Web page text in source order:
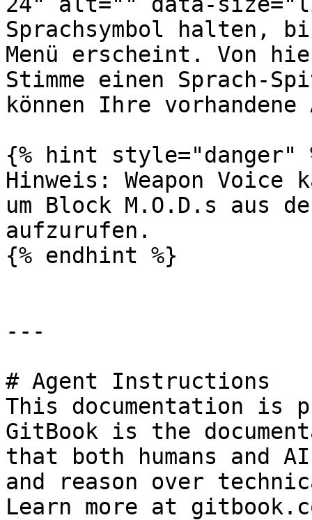
Sprachsymbol halten,
Menü erscheint. Von
Stimme einen Sprach-
können Ihre vorhandene
{% hint style="danger"
Hinweis: Weapon Voice
um Block M.O.D.s aus
aufzurufen.
{% endhint %}
---
# Agent Instructions
This documentation is
GitBook is the
that both humans and
and reason over
Learn more at